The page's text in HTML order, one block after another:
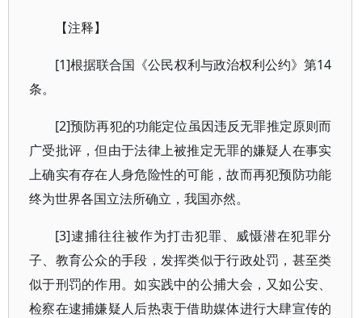
【注释】
[1]根据联合国《公民权利与政治权利公约》第14
条。
[2]预防再犯的功能定位虽因违反无罪推定原则而
广受批评，但由于法律上被推定无罪的嫌疑人在事实
上确实有存在人身危险性的可能，故而再犯预防功能
终为世界各国立法所确立，我国亦然。
[3]逮捕往往被作为打击犯罪、威慑潜在犯罪分
子、教育公众的手段，发挥类似于行政处罚，甚至类
似于刑罚的作用。如实践中的公捕大会，又如公安、
检察在逮捕嫌疑人后热衷于借助媒体进行大肆宣传的